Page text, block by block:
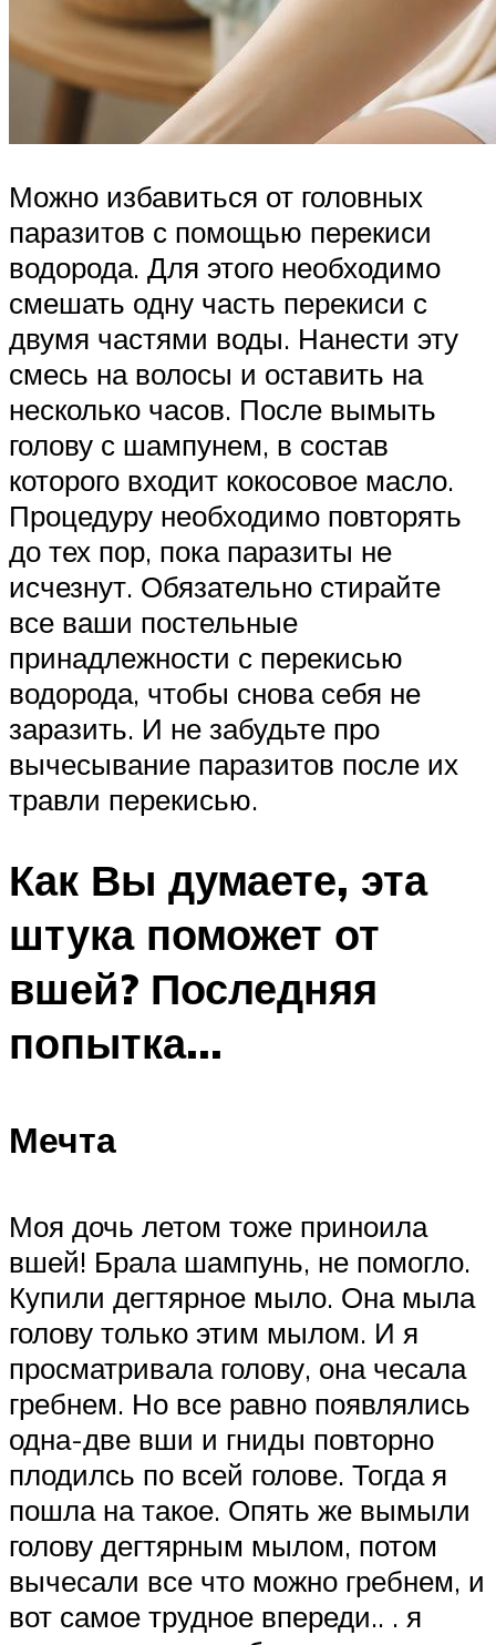
Можно избавиться от головных
паразитов с помощью перекиси
водорода. Для этого необходимо
смешать одну часть перекиси с
двумя частями воды. Нанести эту
смесь на волосы и оставить на
несколько часов. После вымыть
голову с шампунем, в состав
которого входит кокосовое масло.
Процедуру необходимо повторять
до тех пор, пока паразиты не
исчезнут. Обязательно стирайте
все ваши постельные
принадлежности с перекисью
водорода, чтобы снова себя не
заразить. И не забудьте про
вычесывание паразитов после их
травли перекисью.
Как Вы думаете, эта
штука поможет от
вшей? Последняя
попытка…
Мечта
Моя дочь летом тоже приноила
вшей! Брала шампунь, не помогло.
Купили дегтярное мыло. Она мыла
голову только этим мылом. И я
просматривала голову, она чесала
гребнем. Но все равно появлялись
одна-две вши и гниды повторно
плодилсь по всей голове. Тогда я
пошла на такое. Опять же вымыли
голову дегтярным мылом, потом
вычесали все что можно гребнем, и
вот самое трудное впереди.. . я